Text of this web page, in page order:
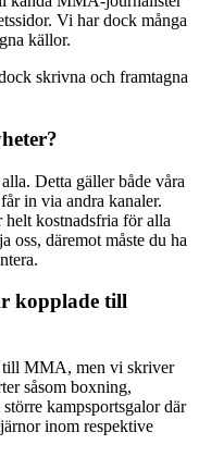
Vi har dock många
källor.
skrivna och framtagna
Detta gäller både våra
in via andra kanaler.
helt kostnadsfria för alla
oss, däremot måste du ha
kopplade till
till MMA, men vi skriver
såsom boxning,
kampsportsgalor där
inom respektive